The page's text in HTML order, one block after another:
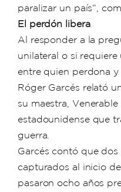
paralizar un país”,
El perdón libera
Al responder a la
unilateral o si
entre quien perdona
Róger Garcés relató
su maestra,
estadounidense que
guerra.
Garcés contó que dos
capturados al inicio
pasaron ocho años